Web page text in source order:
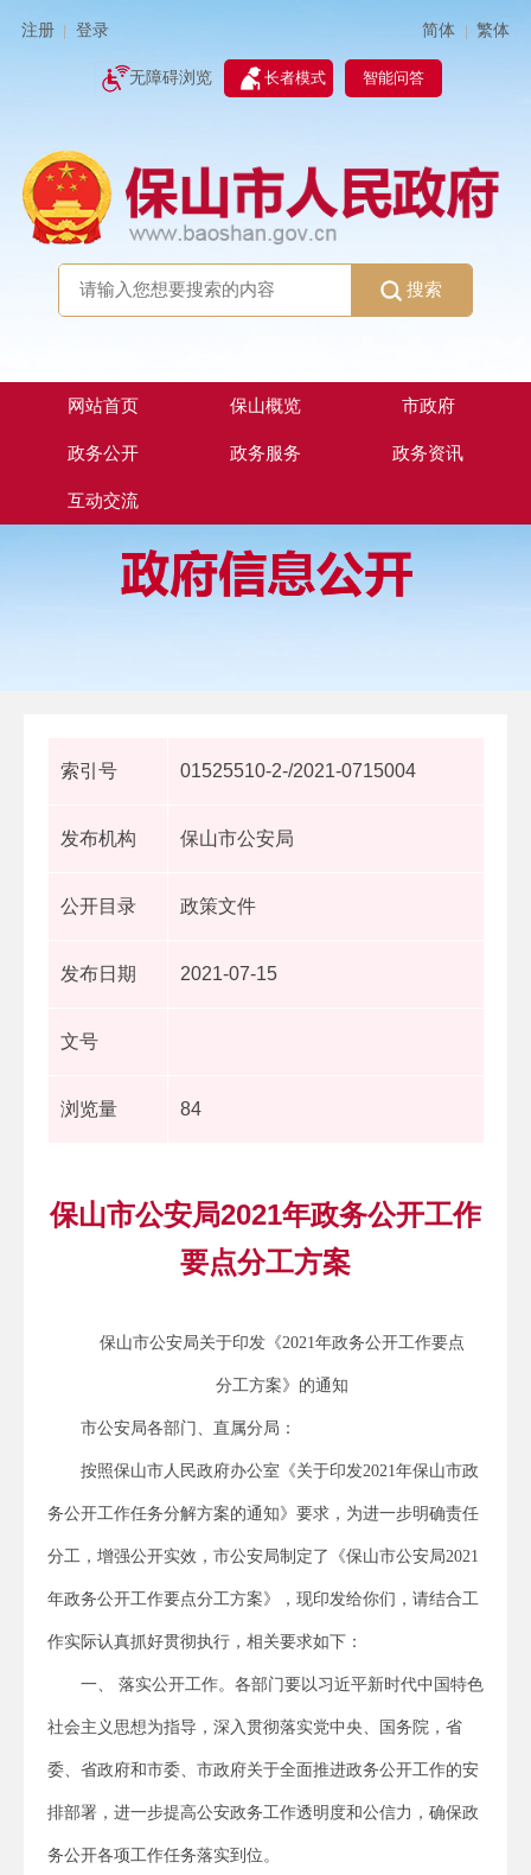
注册 登录 简体 | 繁体
无障碍浏览 长者模式 智能问答
搜索
网站首页 保山概览 市政府
政务公开 政务服务 政务资讯
互动交流
索引号 01525510-2-/2021-0715004
发布机构 保山市公安局
公开目录 政策文件
发布日期 2021-07-15
文号
浏览量 84
保山市公安局2021年政务公开工作
要点分工方案
保山市公安局关于印发《2021年政务公开工作要点
分工方案》的通知
市公安局各部门、直属分局：
按照保山市人民政府办公室《关于印发2021年保山市政
务公开工作任务分解方案的通知》要求，为进一步明确责任
分工，增强公开实效，市公安局制定了《保山市公安局2021
年政务公开工作要点分工方案》，现印发给你们，请结合工
作实际认真抓好贯彻执行，相关要求如下：
一、 落实公开工作。各部门要以习近平新时代中国特色
社会主义思想为指导，深入贯彻落实党中央、国务院，省
委、省政府和市委、市政府关于全面推进政务公开工作的安
排部署，进一步提高公安政务工作透明度和公信力，确保政
务公开各项工作任务落实到位。